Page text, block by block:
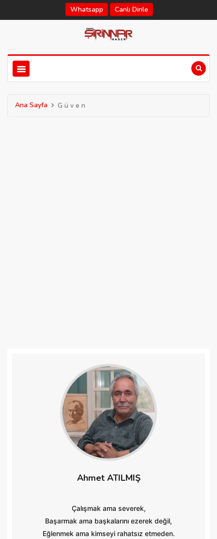
Whatsapp Canlı Dinle
Ana Sayfa G ü v e n
Ahmet ATILMIŞ
Çalışmak ama severek,
Başarmak ama başkalarını ezerek değil,
Eğlenmek ama kimseyi rahatsız etmeden.